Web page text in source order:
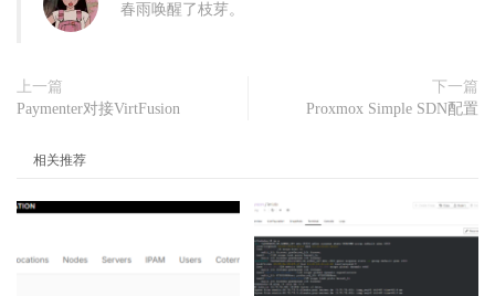
春雨唤醒了枝芽。
上一篇
Paymenter对接VirtFusion
下一篇
Proxmox Simple SDN配置
相关推荐